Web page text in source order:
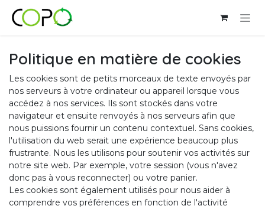
Se rendre au contenu
Politique en matière de cookies
Les cookies sont de petits morceaux de texte envoyés par
nos serveurs à votre ordinateur ou appareil lorsque vous
accédez à nos services. Ils sont stockés dans votre
navigateur et ensuite renvoyés à nos serveurs afin que
nous puissions fournir un contenu contextuel. Sans cookies,
l'utilisation du web serait une expérience beaucoup plus
frustrante. Nous les utilisons pour soutenir vos activités sur
notre site web. Par exemple, votre session (vous n'avez
donc pas à vous reconnecter) ou votre panier.
Les cookies sont également utilisés pour nous aider à
comprendre vos préférences en fonction de l'activité